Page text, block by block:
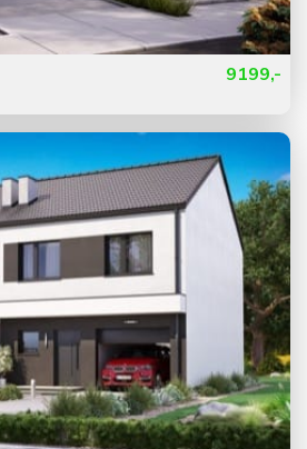
9199,-